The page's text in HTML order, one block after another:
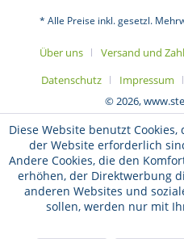
* Alle Preise inkl. gesetzl.
Über uns Versand und
Datenschutz
Impressum
© 2026,
Diese Website benutzt
der Website erforderlich
Andere Cookies, die den
erhöhen, der Direktwerbung
anderen Websites und
sollen, werden nur mit